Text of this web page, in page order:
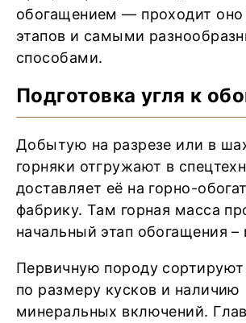
обогащением — проходит оно
этапов и самыми
способами.
Подготовка угля к
Добытую на разрезе или в
горняки отгружают в
доставляет её на горно-
фабрику. Там горная масса
начальный этап обогащения –
Первичную породу
по размеру кусков и наличию
минеральных включений.